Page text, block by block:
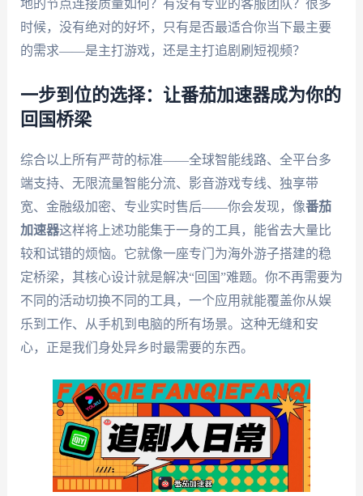
地的节点连接质量如何？有没有专业的客服团队？很多
时候，没有绝对的好坏，只有是否最适合你当下最主要
的需求——是主打游戏，还是主打追剧刷短视频？
一步到位的选择：让番茄加速器成为你的
回国桥梁
综合以上所有严苛的标准——全球智能线路、全平台多
端支持、无限流量智能分流、影音游戏专线、独享带
宽、金融级加密、专业实时售后——你会发现，像番茄
加速器这样将上述功能集于一身的工具，能省去大量比
较和试错的烦恼。它就像一座专门为海外游子搭建的稳
定桥梁，其核心设计就是解决“回国”难题。你不再需要为
不同的活动切换不同的工具，一个应用就能覆盖你从娱
乐到工作、从手机到电脑的所有场景。这种无缝和安
心，正是我们身处异乡时最需要的东西。